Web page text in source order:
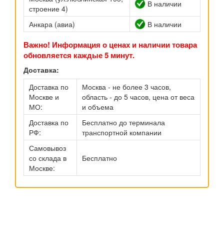
строение 4)
В наличии
Анкара (авиа) В наличии
Важно! Информация о ценах и наличии товара
обновляется каждые 5 минут.
Доставка:
Доставка по
Москве и
МО:
Москва - не более 3 часов,
область - до 5 часов, цена от веса
и объема
Доставка по
РФ:
Бесплатно до терминала
транспортной компании
Самовывоз
со склада в
Москве:
Бесплатно